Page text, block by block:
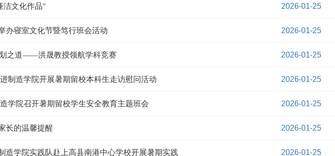
洁文化作品" 2026-01-25
办寝室文化节暨笃行班会活动 2026-01-25
之道——洪晟教授领航学科竞赛 2026-01-25
造学院开展暑期留校本科生走访慰问活动 2026-01-25
院召开暑期留校学生安全教育主题班会 2026-01-25
长的温馨提醒 2026-01-25
造学院实践队赴上高县南港中心学校开展暑期实践 2026-01-25